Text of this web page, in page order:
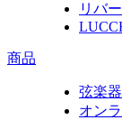
リバ
商品
弦楽
オン